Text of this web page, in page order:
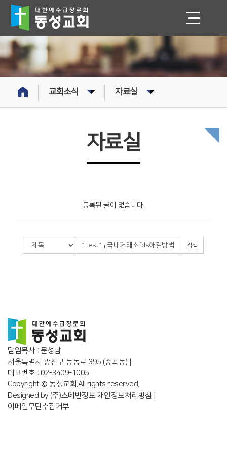
교회소식 자료실
자료실
등록된 글이 없습니다.
검색
담임목사 : 문성남
서울특별시 광진구 능동로 395 (중곡동) |
대표번호 : 02-3409-1005
Copyright © 동성교회.All rights reserved.
Designed by (주)스데반정보 개인정보처리방침
이메일무단수집거부